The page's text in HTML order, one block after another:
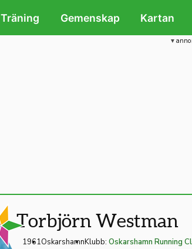
Träning Gemenskap Kartan
Torbjörn Westman
1961OskarshamnKlubb: Oskarshamn Running